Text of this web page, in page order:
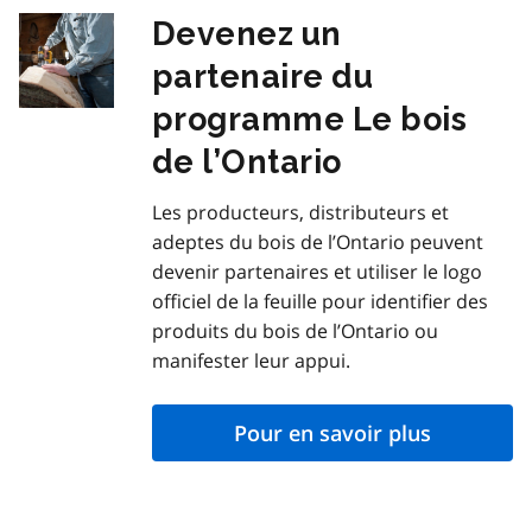
Devenez un
partenaire du
programme Le bois
de l’Ontario
Les producteurs, distributeurs et
adeptes du bois de l’Ontario peuvent
devenir partenaires et utiliser le logo
officiel de la feuille pour identifier des
produits du bois de l’Ontario ou
manifester leur appui.
Pour en savoir plus